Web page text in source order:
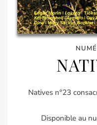
Natives n°23
Disponible au